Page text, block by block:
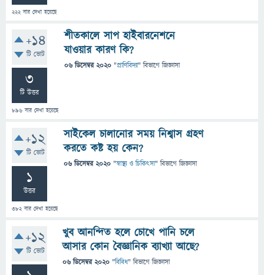
222বার দেখা হয়েছে
+14
টি ভোট
3
টি উত্তর
896 বার দেখা হয়েছে
শীতকালে সাপ হাইবারনেশনে
যাওয়ার কারণ কি?
06 ডিসেম্বর 2020 "প্রাণিবিদ্যা" বিভাগে জিজ্ঞাসা
+12
টি ভোট
1
উত্তর
382বার দেখা হয়েছে
সাইকেল চালানোর সময় নিশ্বাস গ্রহণ
করতে কষ্ট হয় কেন?
06 ডিসেম্বর 2020 "স্বাস্থ্য ও চিকিৎসা" বিভাগে জিজ্ঞাসা
+12
টি ভোট
খুব আনন্দিত হলে চোখে পানি চলে
আসার কোন বৈজ্ঞানিক ব্যাখ্যা আছে?
06 ডিসেম্বর 2020 "বিবিধ" বিভাগে জিজ্ঞাসা